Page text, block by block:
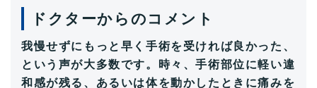
ドクターからのコメント
我慢せずにもっと早く手術を受ければ良かった、
という声が大多数です。時々、手術部位に軽い違
和感が残る、あるいは体を動かしたときに痛みを